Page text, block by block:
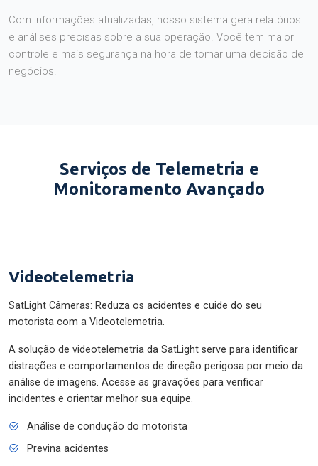
Com informações atualizadas, nosso sistema gera relatórios
e análises precisas sobre a sua operação. Você tem maior
controle e mais segurança na hora de tomar uma decisão de
negócios.
Serviços de Telemetria e
Monitoramento Avançado
Videotelemetria
SatLight Câmeras: Reduza os acidentes e cuide do seu
motorista com a Videotelemetria.
A solução de videotelemetria da SatLight serve para identificar
distrações e comportamentos de direção perigosa por meio da
análise de imagens. Acesse as gravações para verificar
incidentes e orientar melhor sua equipe.
Análise de condução do motorista
Previna acidentes